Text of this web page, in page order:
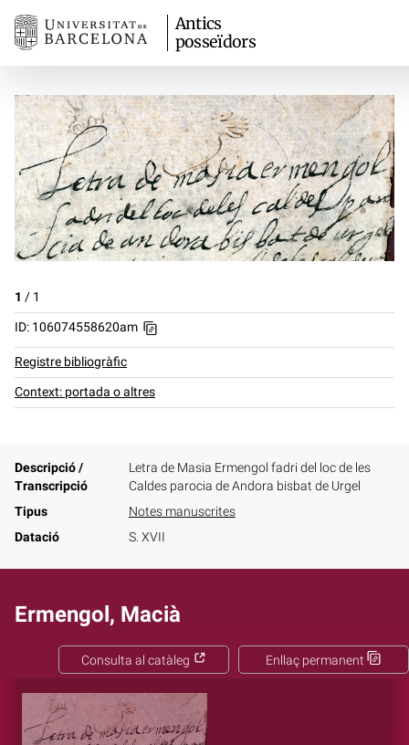
Antics
posseïdors
1 / 1
ID: 106074558620am
Registre bibliogràfic
Context: portada o altres
Descripció /
Transcripció
Letra de Masia Ermengol fadri del loc de les
Caldes parocia de Andora bisbat de Urgel
Tipus
Notes manuscrites
Datació
S. XVII
Ermengol, Macià
Enllaç permanent
Consulta al catàleg